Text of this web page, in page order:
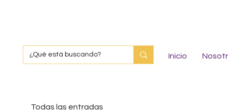
Inicio
Todas las entradas